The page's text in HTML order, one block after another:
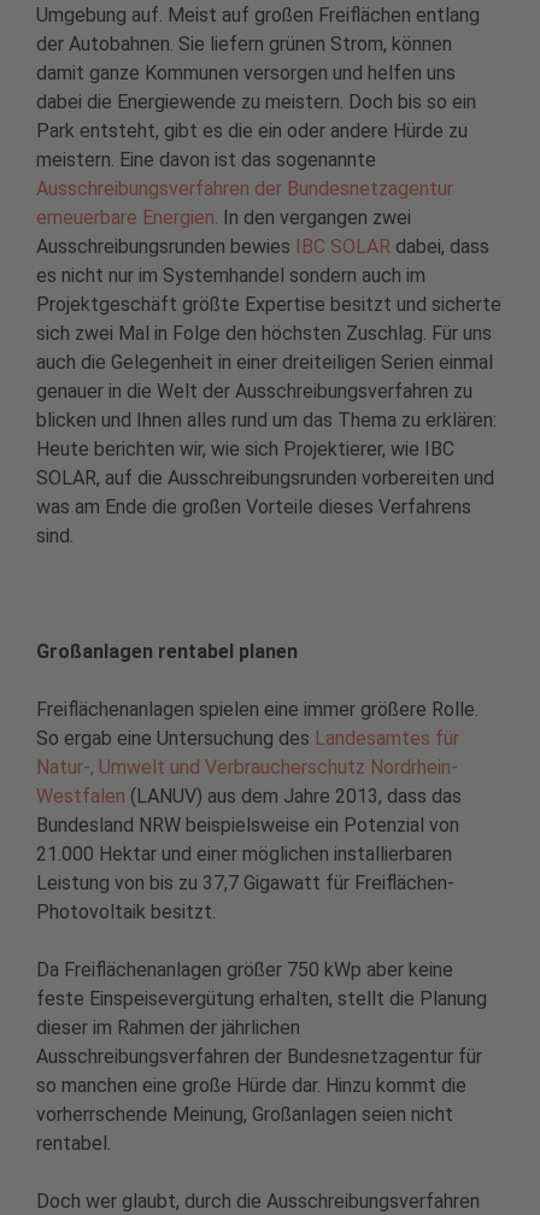
Umgebung auf. Meist auf großen Freiflächen entlang
der Autobahnen. Sie liefern grünen Strom, können
damit ganze Kommunen versorgen und helfen uns
dabei die Energiewende zu meistern. Doch bis so ein
Park entsteht, gibt es die ein oder andere Hürde zu
meistern. Eine davon ist das sogenannte
Ausschreibungsverfahren der Bundesnetzagentur
erneuerbare Energien. In den vergangen zwei
Ausschreibungsrunden bewies
IBC SOLAR dabei, dass
es nicht nur im Systemhandel sondern auch im
Projektgeschäft größte Expertise besitzt und sicherte
sich zwei Mal in Folge den höchsten Zuschlag. Für uns
auch die Gelegenheit in einer dreiteiligen Serien einmal
genauer in die Welt der Ausschreibungsverfahren zu
blicken und Ihnen alles rund um das Thema zu erklären:
Heute berichten wir, wie sich Projektierer, wie IBC
SOLAR, auf die Ausschreibungsrunden vorbereiten und
was am Ende die großen Vorteile dieses Verfahrens
sind.
Großanlagen rentabel planen
Freiflächenanlagen spielen eine immer größere Rolle.
So ergab eine Untersuchung des Landesamtes für
Natur-, Umwelt und Verbraucherschutz Nordrhein-
Westfalen (LANUV) aus dem Jahre 2013, dass das
Bundesland NRW beispielsweise ein Potenzial von
21.000 Hektar und einer möglichen installierbaren
Leistung von bis zu 37,7 Gigawatt für Freiflächen-
Photovoltaik besitzt.
Da Freiflächenanlagen größer 750 kWp aber keine
feste Einspeisevergütung erhalten, stellt die Planung
dieser im Rahmen der jährlichen
Ausschreibungsverfahren der Bundesnetzagentur für
so manchen eine große Hürde dar. Hinzu kommt die
vorherrschende Meinung, Großanlagen seien nicht
rentabel.
Doch wer glaubt, durch die Ausschreibungsverfahren